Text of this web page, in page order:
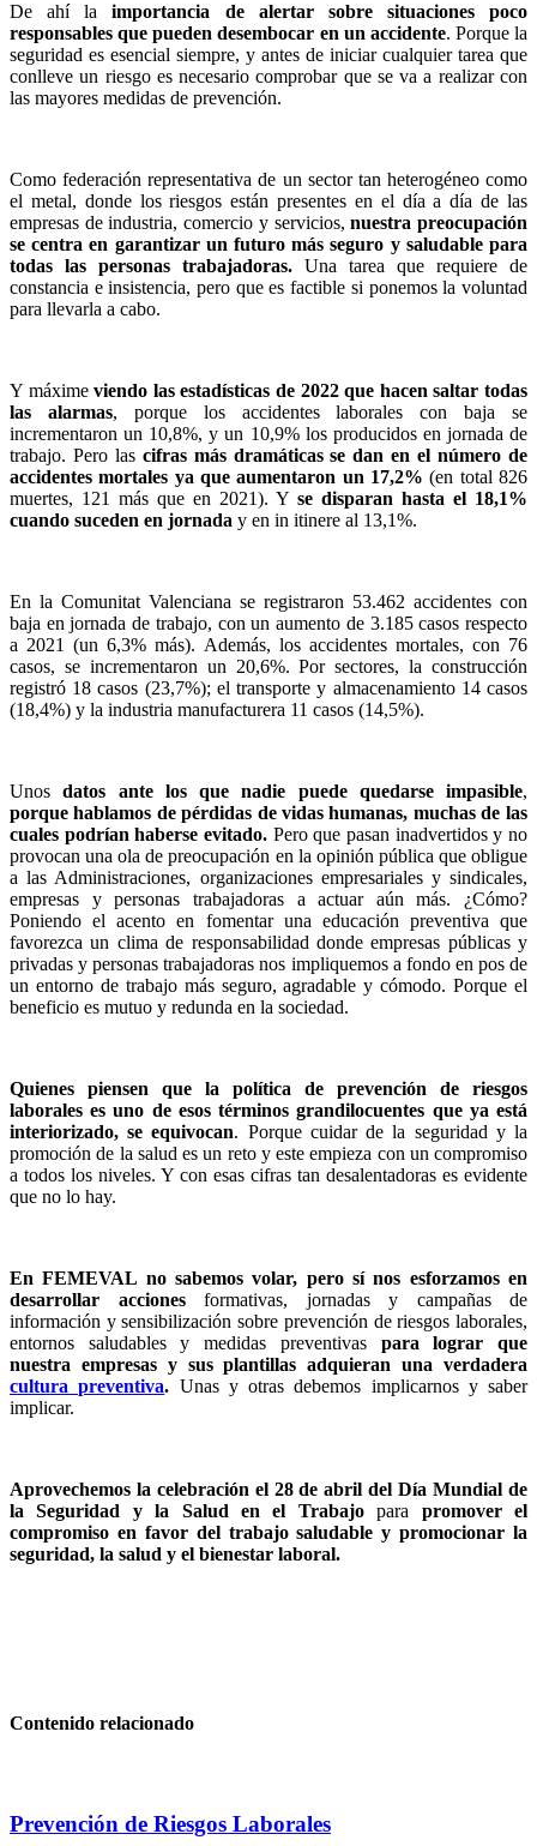
De ahí laimportancia de alertar sobre situaciones poco
responsables que pueden desembocar en un accidente. Porque la
seguridad es esencial siempre, y antes de iniciar cualquier tarea que
conlleve un riesgo es necesario comprobar que se va a realizar con
las mayores medidas de prevención.
Como federación representativa de un sector tan heterogéneo como
el metal, donde los riesgos están presentes en el día a día de las
empresas de industria, comercio y servicios,nuestra preocupación
se centra en garantizar un futuro más seguro y saludable para
todas las personas trabajadoras. Una tarea que requiere de
constancia e insistencia, pero que es factible si ponemos la voluntad
para llevarla a cabo.
Y máximeviendo las estadísticas de 2022 que hacen saltar todas
las alarmas, porque los accidentes laborales con baja se
incrementaron un 10,8%, y un 10,9% los producidos en jornada de
trabajo. Pero las cifras más dramáticas se dan en el número de
accidentes mortales ya que aumentaron un 17,2%(en total 826
muertes, 121 más que en 2021). Y se disparan hasta el 18,1%
cuando suceden en jornada y en in itinere al 13,1%.
En la Comunitat Valenciana se registraron 53.462 accidentes con
baja en jornada de trabajo, con un aumento de 3.185 casos respecto
a 2021 (un 6,3% más). Además, los accidentes mortales, con 76
casos, se incrementaron un 20,6%. Por sectores, la construcción
registró 18 casos (23,7%); el transporte y almacenamiento 14 casos
(18,4%) y la industria manufacturera 11 casos (14,5%).
Unosdatos ante los que nadie puede quedarse impasible,
porque hablamos de pérdidas de vidas humanas, muchas de las
cuales podrían haberse evitado. Pero que pasan inadvertidos y no
provocan una ola de preocupación en la opinión pública que obligue
a las Administraciones, organizaciones empresariales y sindicales,
empresas y personas trabajadoras a actuar aún más. ¿Cómo?
Poniendo el acento en fomentar una educación preventiva que
favorezca un clima de responsabilidad donde empresas públicas y
privadas y personas trabajadoras nos impliquemos a fondo en pos de
un entorno de trabajo más seguro, agradable y cómodo. Porque el
beneficio es mutuo y redunda en la sociedad.
Quienes piensen que la política de prevención de riesgos
laborales es uno de esos términos grandilocuentes que ya está
interiorizado, se equivocan. Porque cuidar de la seguridad y la
promoción de la salud es un reto y este empieza con un compromiso
a todos los niveles. Y con esas cifras tan desalentadoras es evidente
que no lo hay.
En FEMEVAL no sabemos volar, pero sí nos esforzamos en
desarrollar acciones formativas, jornadas y campañas de
información y sensibilización sobre prevención de riesgos laborales,
entornos saludables y medidas preventivaspara lograr que
nuestra empresas y sus plantillas adquieran una verdadera
cultura preventiva. Unas y otras debemos implicarnos y saber
implicar.
Aprovechemos la celebración el 28 de abril del Día Mundial de
la Seguridad y la Salud en el Trabajopara promover el
compromiso en favor del trabajo saludable y promocionar la
seguridad, la salud y el bienestar laboral.
Contenido relacionado
Prevención de Riesgos Laborales